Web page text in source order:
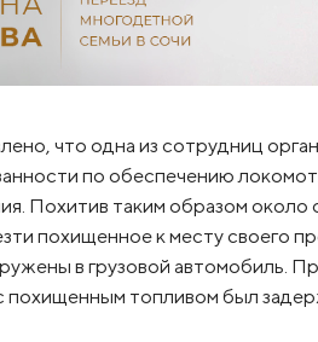
что одна из сотрудниц
по обеспечению
Похитив таким образом около
похищенное к месту своего
в грузовой автомобиль.
похищенным топливом был